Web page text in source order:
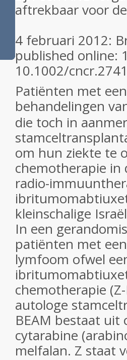
aftrekbaar voor
4 februari 2012:
published online:
10.1002/
Patiënten met
behandelingen
die toch in
om hun ziekte te
chemotherapie in
radio-
kleinschalige
In een
patiënten met
lymfoom ofwel
chemotherapie
autologe
BEAM bestaat uit
cytarabine
melfalan. Z staat